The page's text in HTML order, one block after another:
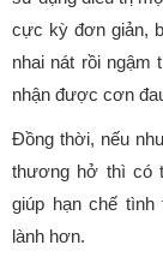
cực kỳ đơn giản,
nhai nát rồi ngậm
nhận được cơn
Đồng thời, nếu
thương hở thì có
giúp hạn chế tình
lành hơn.